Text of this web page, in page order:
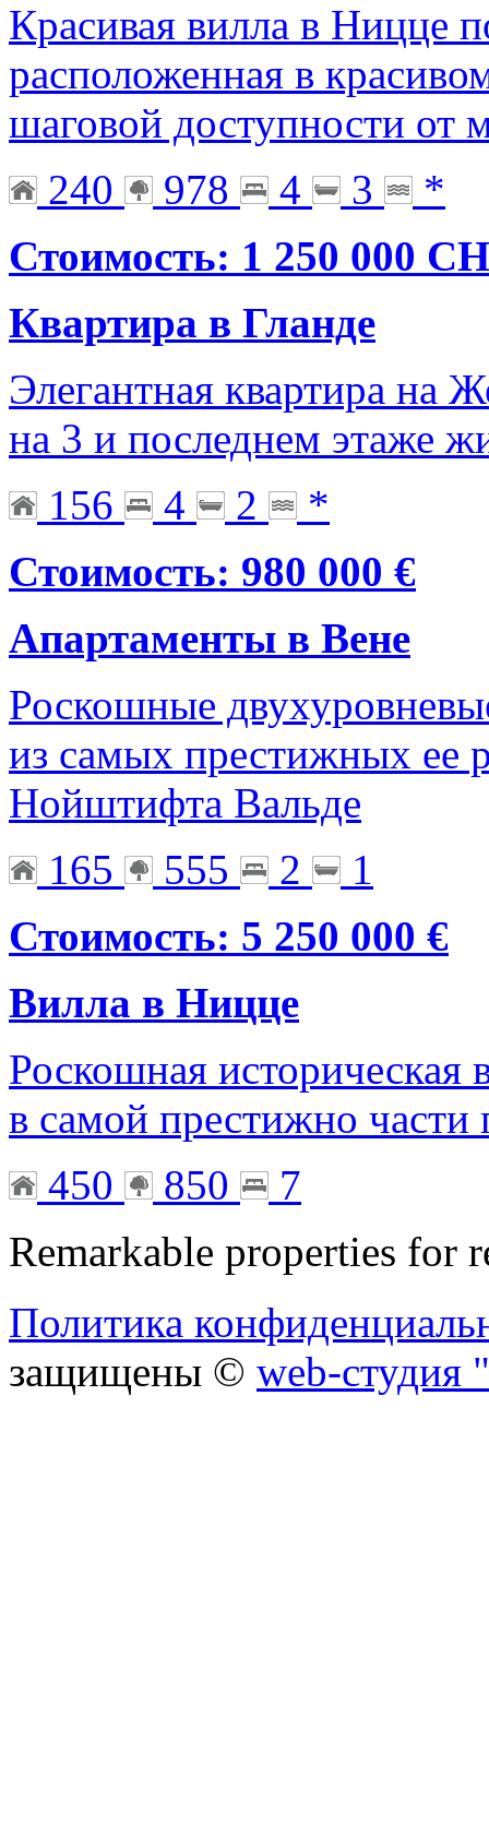
Красивая вилла в Ницце
расположенная в
шаговой доступности от
240
978 4 3
*
Стоимость: 1 250 000
Квартира в Гланде
Элегантная квартира на
на 3 и последнем этаже
156
4 2
*
Стоимость: 980 000 €
Апартаменты в Вене
Роскошные
из самых престижных ее
Нойштифта Вальде
165
555 2
1
Стоимость: 5 250 000 €
Вилла в Ницце
Роскошная историческая
в самой престижно части
450
850
7
Remarkable properties for
Политика
защищены © web-студия